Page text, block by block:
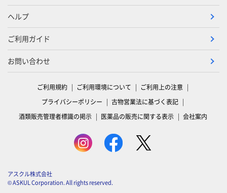
ヘルプ
ご利用ガイド
お問い合わせ
ご利用規約 ご利用環境について
ご利用上の注意
プライバシーポリシー
古物営業法に基づく表記
酒類販売管理者標識の掲示
医薬品の販売に関する表示 会社案内
アスクル株式会社
© ASKUL Corporation. All rights reserved.